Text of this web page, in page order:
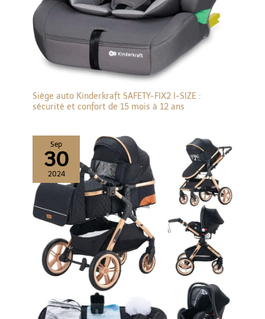
Siège auto Kinderkraft SAFETY-FIX2 I-SIZE :
sécurité et confort de 15 mois à 12 ans
Sep
30
2024